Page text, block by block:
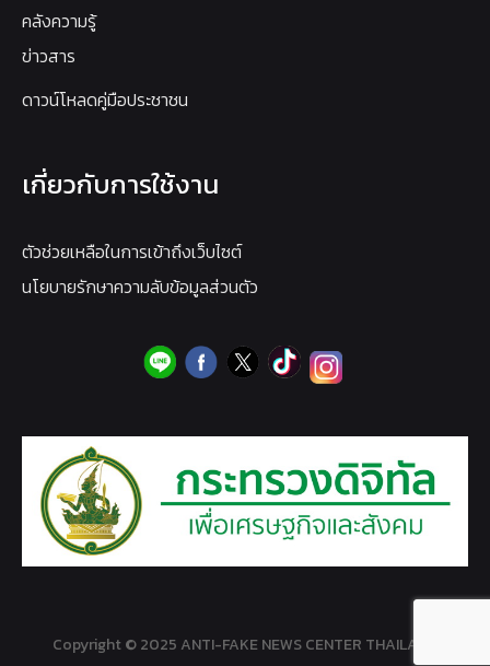
คลังความรู้
ข่าวสาร
ดาวน์โหลดคู่มือประชาชน
เกี่ยวกับการใช้งาน
ตัวช่วยเหลือในการเข้าถึงเว็บไซต์
นโยบายรักษาความลับข้อมูลส่วนตัว
Copyright © 2025 ANTI-FAKE NEWS CENTER THAILAND